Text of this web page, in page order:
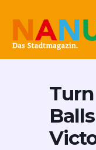
Inhalt
springen